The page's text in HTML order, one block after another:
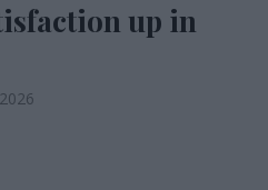
up in